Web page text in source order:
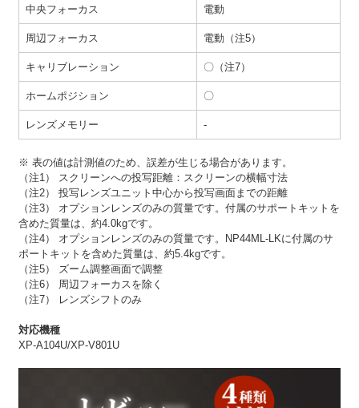
中央フォーカス 電動
周辺フォーカス 電動（注5）
キャリブレーション 〇（注7）
ホームポジション 〇
レンズメモリー -
※ 表の値は計測値のため、誤差が生じる場合があります。
（注1） スクリーンへの投写距離：スクリーンの横幅寸法
（注2） 投写レンズユニット中心から投写画面までの距離
（注3） オプションレンズのみの質量です。付属のサポートキットを
含めた質量は、約4.0kgです。
（注4） オプションレンズのみの質量です。NP44ML-LKに付属のサ
ポートキットを含めた質量は、約5.4kgです。
（注5） ズーム調整画面で調整
（注6） 周辺フォーカスを除く
（注7） レンズシフトのみ
対応機種
XP-A104U/XP-V801U